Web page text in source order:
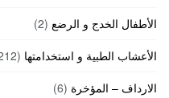
الأطفال الخدج و الرضع (2)
الأعشاب الطبية و استخدامتها (212)
الارداف – المؤخرة (6)